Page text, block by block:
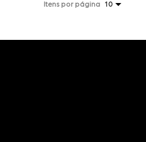
Itens por página 10